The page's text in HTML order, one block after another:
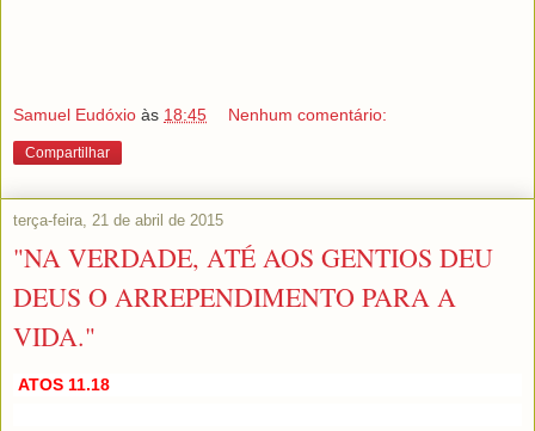
Samuel Eudóxio às 18:45 Nenhum comentário:
Compartilhar
terça-feira, 21 de abril de 2015
"NA VERDADE, ATÉ AOS GENTIOS DEU
DEUS O ARREPENDIMENTO PARA A
VIDA."
ATOS 11.18